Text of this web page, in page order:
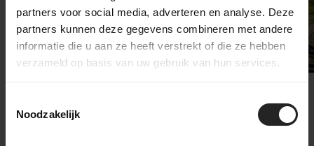
partners voor social media, adverteren en analyse. Deze
partners kunnen deze gegevens combineren met andere
informatie die u aan ze heeft verstrekt of die ze hebben
verzameld op basis van uw gebruik van hun services.
Noodzakelijk
Cyclite, nu bij
BikeSuperior
Shimano DURA-
ACE WH-R9370